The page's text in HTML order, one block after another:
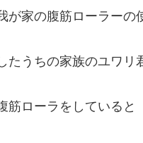
が家の腹筋ローラーの
たうちの家族のユワリ
筋ローラをしていると